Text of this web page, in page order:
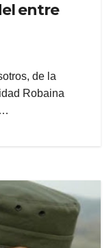
entre
de la
Robaina